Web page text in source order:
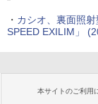
・ カシオ、裏面照
SPEED EXILIM」
本サイトのご利用